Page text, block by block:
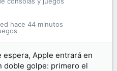
hace 44 minutos
espera, Apple entrará en
doble golpe: primero el